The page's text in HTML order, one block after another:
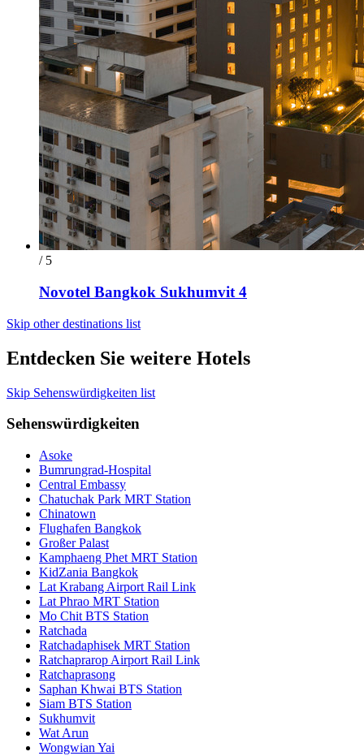
/ 5
Novotel Bangkok Sukhumvit 4
Skip other destinations list
Entdecken Sie weitere Hotels
Skip Sehenswürdigkeiten list
Sehenswürdigkeiten
Asoke
Bumrungrad-Hospital
Central Embassy
Chatuchak Park MRT Station
Chinatown
Flughafen Bangkok
Großer Palast
Kamphaeng Phet MRT Station
KidZania Bangkok
Lat Krabang Airport Rail Link
Lat Phrao MRT Station
Mo Chit BTS Station
Ratchada
Ratchadaphisek MRT Station
Ratchaprarop Airport Rail Link
Ratchaprasong
Saphan Khwai BTS Station
Siam BTS Station
Sukhumvit
Wat Arun
Wongwian Yai